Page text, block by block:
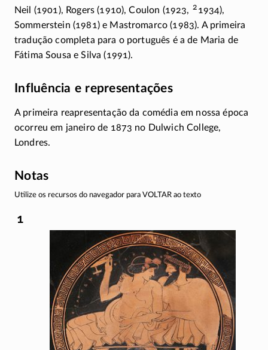
Neil (1901), Rogers (1910), Coulon (1923, 2 1934),
Sommerstein (1981) e Mastromarco (1983). A primeira
tradução completa para o português é a de Maria de
Fátima Sousa e Silva (1991).
Influência e representações
A primeira reapresentação da comédia em nossa época
ocorreu em janeiro de 1873 no Dulwich College,
Londres.
Notas
Utilize os recursos do navegador para VOLTAR ao texto